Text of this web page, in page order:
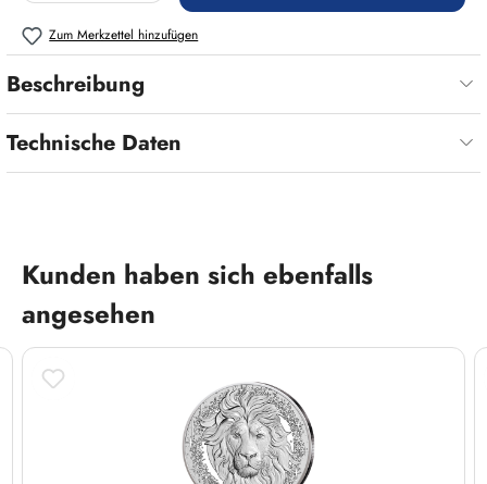
Zum Merkzettel hinzufügen
Beschreibung
Technische Daten
Produktgalerie überspringen
Kunden haben sich ebenfalls
angesehen